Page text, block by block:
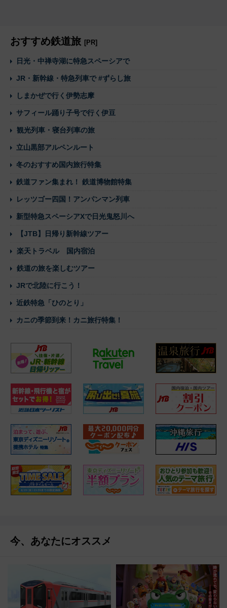
おすすめ鉄道旅 [PR]
日光・中禅寺湖に特急スペーシアで
JR・新幹線・特急列車で #ずらし旅
しまかぜで行く伊勢志摩
サフィール踊り子号で行く伊豆
観光列車・寝台列車の旅
立山黒部アルペンルート
冬のおすすめ国内旅行特集
鉄道ファン集まれ！ 鉄道博物館特集
レッツゴー四国！アンパンマン列車
新型特急スペーシアXで日光鬼怒川へ
【JTB】日帰り新幹線ツアー
楽天トラベル 国内宿泊
鉄道の旅を楽しむツアー
JRで北陸に行こう！
近鉄特急「ひのとり」
カニの季節到来！カニ旅行特集！
今、あなたにオススメ